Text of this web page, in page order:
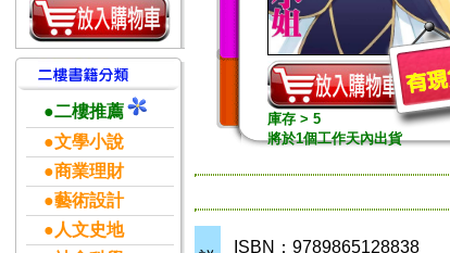
●二樓推薦
●文學小說
●商業理財
●藝術設計
●人文史地
庫存 > 5
將於1個工作天內出貨
ISBN：9789865128838